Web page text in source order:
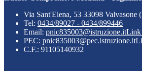
Via Sant'Elena, 53 33098 Valvasone
Tel: 0434/89027 - 0434/899446
Email: pnic835003@istruzione.itLink
PEC: pnic835003@pec.istruzione.it
C.F.: 91105140932